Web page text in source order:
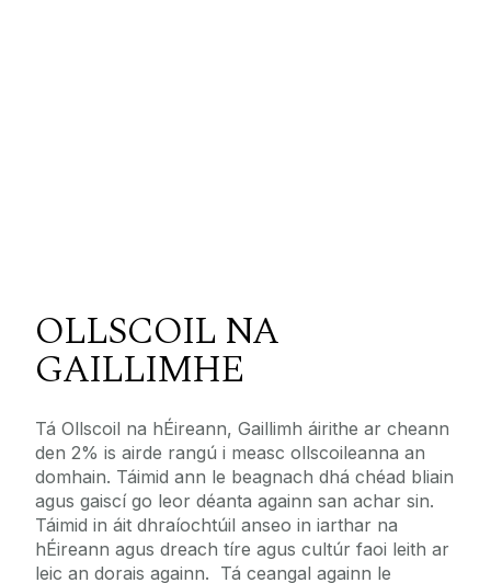
OLLSCOIL NA
GAILLIMHE
Tá Ollscoil na hÉireann, Gaillimh áirithe ar cheann
den 2% is airde rangú i measc ollscoileanna an
domhain. Táimid ann le beagnach dhá chéad bliain
agus gaiscí go leor déanta againn san achar sin.
Táimid in áit dhraíochtúil anseo in iarthar na
hÉireann agus dreach tíre agus cultúr faoi leith ar
leic an dorais againn. Tá ceangal againn le